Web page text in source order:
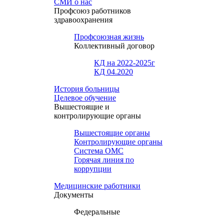
СМИ о нас
Профсоюз работников
здравоохранения
Профсоюзная жизнь
Коллективный договор
КД на 2022-2025г
КД 04.2020
История больницы
Целевое обучение
Вышестоящие и
контролирующие органы
Вышестоящие органы
Контролирующие органы
Система ОМС
Горячая линия по
коррупции
Медицинские работники
Документы
Федеральные